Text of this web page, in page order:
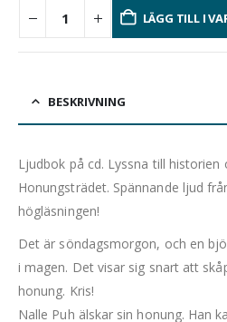
LÄGG TILL I
BESKRIVNING
Ljudbok på cd. Lyssna till historien
Honungsträdet. Spännande ljud
högläsningen!
Det är söndagsmorgon, och en
i magen. Det visar sig snart att
honung. Kris!
Nalle Puh älskar sin honung. Han